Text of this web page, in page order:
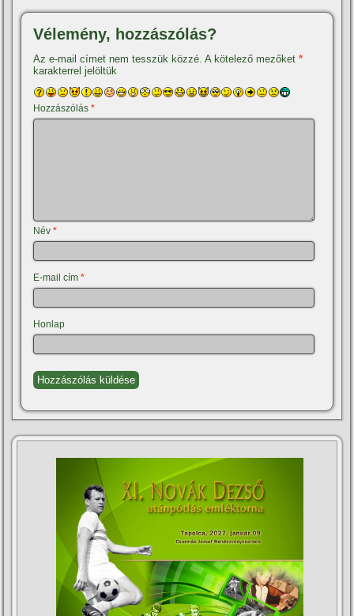
Vélemény, hozzászólás?
Az e-mail címet nem tesszük közzé. A kötelező mezőket*
karakterrel jelöltük
Hozzászólás*
Név*
E-mail cím*
Honlap